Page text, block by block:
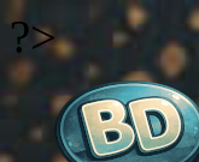
?>